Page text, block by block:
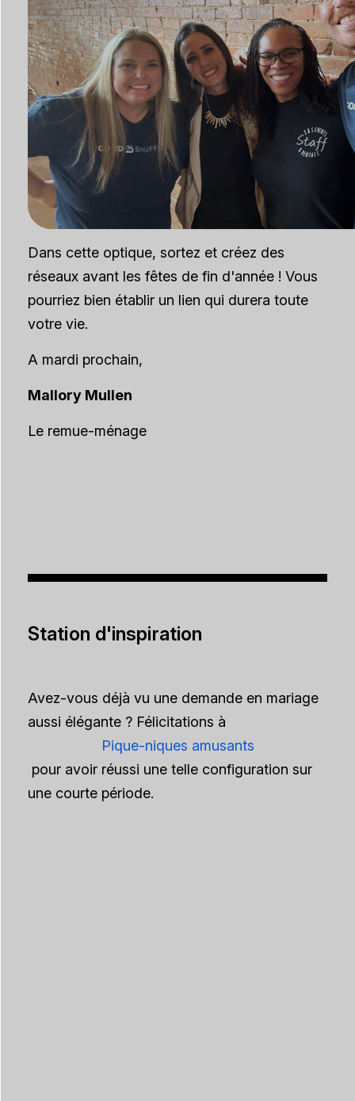
Dans cette optique, sortez et créez des
réseaux avant les fêtes de fin d'année ! Vous
pourriez bien établir un lien qui durera toute
votre vie.
A mardi prochain,
Mallory Mullen
Le remue-ménage
Station d'inspiration
Avez-vous déjà vu une demande en mariage
aussi élégante ? Félicitations à
Pique-niques amusants
pour avoir réussi une telle configuration sur
une courte période.